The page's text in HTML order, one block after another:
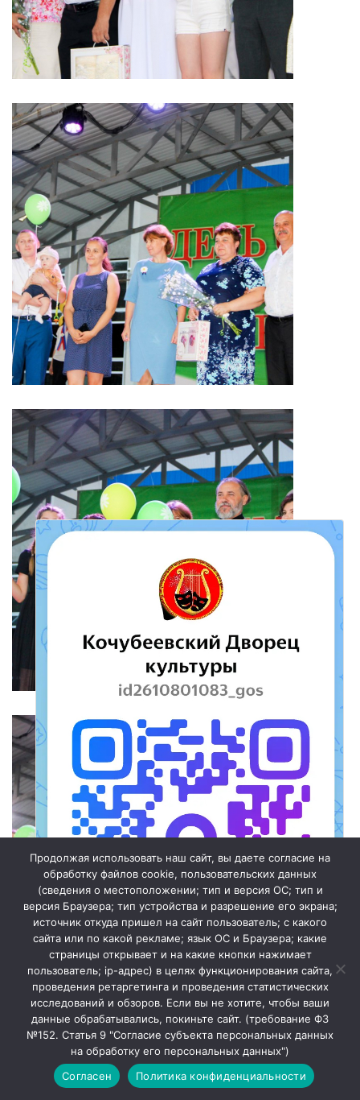
Мы в МАХ
Закрыть
Продолжая использовать наш сайт, вы даете согласие на
обработку файлов cookie, пользовательских данных
(сведения о местоположении; тип и версия ОС; тип и
версия Браузера; тип устройства и разрешение его экрана;
источник откуда пришел на сайт пользователь; с какого
сайта или по какой рекламе; язык ОС и Браузера; какие
страницы открывает и на какие кнопки нажимает
пользователь; ip-адрес) в целях функционирования сайта,
проведения ретаргетинга и проведения статистических
исследований и обзоров. Если вы не хотите, чтобы ваши
данные обрабатывались, покиньте сайт. (требование ФЗ
№152. Статья 9 "Согласие субъекта персональных данных
на обработку его персональных данных")
Согласен
Политика конфиденциальности